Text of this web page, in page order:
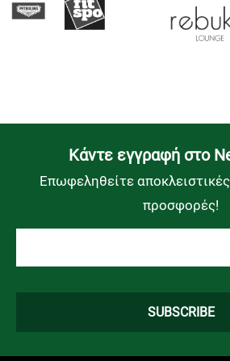
Kάντε εγγραφή στο
Επωφεληθείτε
προσφορές!